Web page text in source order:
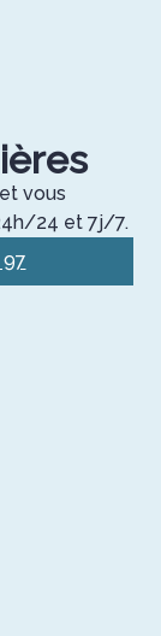
vous
24 et 7j/7.